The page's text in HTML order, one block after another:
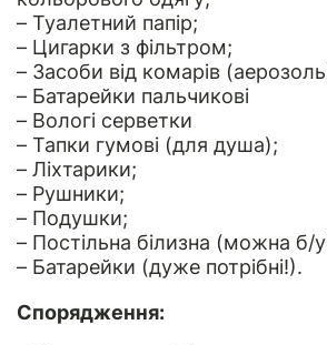
– Туалетний папір;
– Цигарки з фільтром;
– Засоби від комарів
– Батарейки пальчикові
– Вологі серветки
– Тапки гумові (для душа);
– Ліхтарики;
– Рушники;
– Подушки;
– Постільна білизна (можна б/
– Батарейки (дуже потрібні!).
Спорядження: